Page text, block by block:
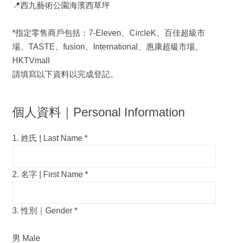
📍西九藝術公園海濱西草坪
*指定零售商戶包括：7-Eleven、CircleK、百佳超級市
場、TASTE、fusion、International、惠康超級市場、
HKTVmall
請填寫以下資料以完成登記。
個人資料｜Personal Information
1. 姓氏 | Last Name *
2. 名字 | First Name *
3. 性別｜Gender *
男 Male